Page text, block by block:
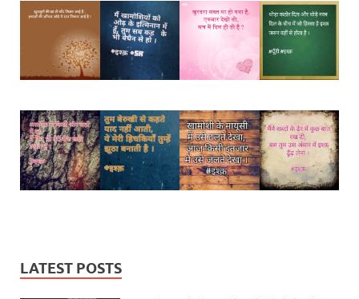
LATEST POSTS